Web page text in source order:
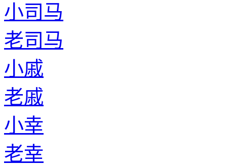
小司马
老司马
小戚
老戚
小幸
老幸